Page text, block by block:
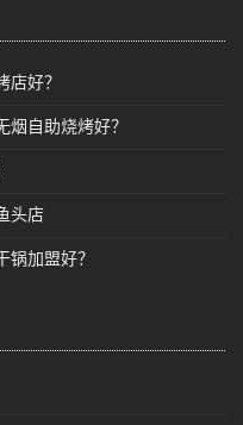
店好？
自助烧烤好？
头店
加盟好？